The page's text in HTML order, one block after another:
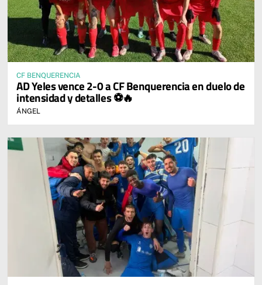
CF BENQUERENCIA
AD Yeles vence 2-0 a CF Benquerencia en duelo de
intensidad y detalles ⚽🔥
ÁNGEL